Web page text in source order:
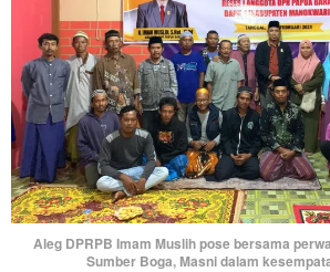
Aleg DPRPB Imam Muslih pose bersama
Sumber Boga, Masni dalam